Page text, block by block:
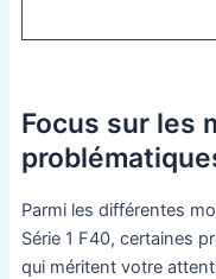
Focus sur les
Parmi les différentes
Série 1 F40, certaines
qui méritent votre